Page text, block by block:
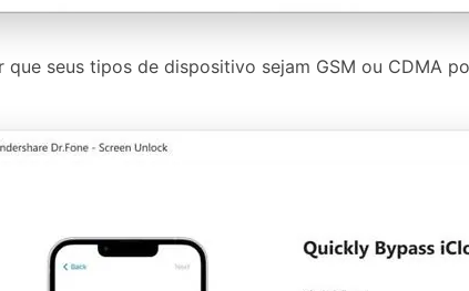
que seus tipos de dispositivo sejam GSM ou CDMA